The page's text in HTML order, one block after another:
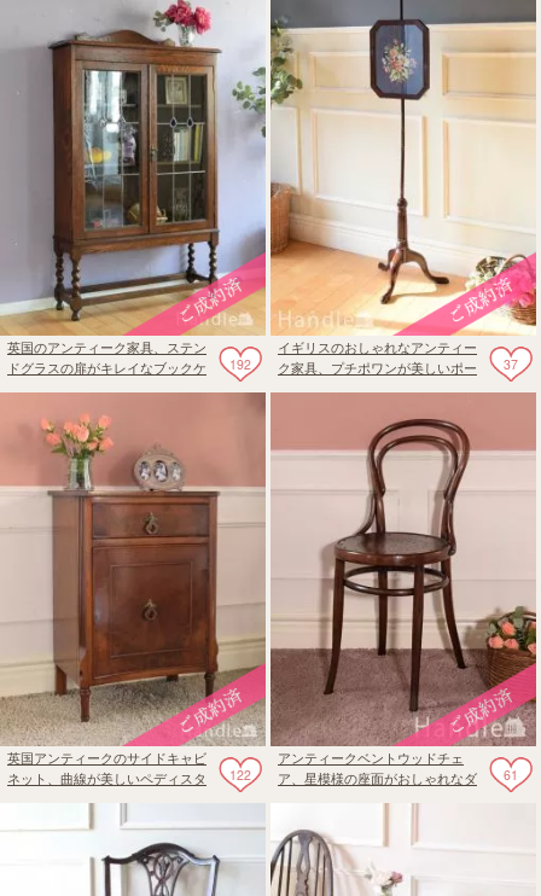
192
英国のアンティーク家具、ステン
ドグラスの扉がキレイなブックケ
ース
37
イギリスのおしゃれなアンティー
ク家具、プチポワンが美しいポー
ルスクリーン
122
英国アンティークのサイドキャビ
ネット、曲線が美しいペディスタ
61
アンティークベントウッドチェ
ア、星模様の座面がおしゃれなダ